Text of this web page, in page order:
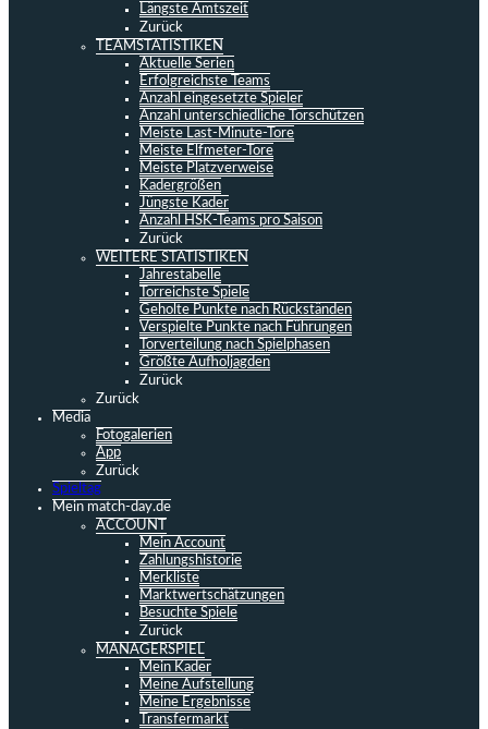
Längste Amtszeit
Zurück
TEAMSTATISTIKEN
Aktuelle Serien
Erfolgreichste Teams
Anzahl eingesetzte Spieler
Anzahl unterschiedliche Torschützen
Meiste Last-Minute-Tore
Meiste Elfmeter-Tore
Meiste Platzverweise
Kadergrößen
Jüngste Kader
Anzahl HSK-Teams pro Saison
Zurück
WEITERE STATISTIKEN
Jahrestabelle
Torreichste Spiele
Geholte Punkte nach Rückständen
Verspielte Punkte nach Führungen
Torverteilung nach Spielphasen
Größte Aufholjagden
Zurück
Zurück
Media
Fotogalerien
App
Zurück
Spieltag
Mein match-day.de
ACCOUNT
Mein Account
Zahlungshistorie
Merkliste
Marktwertschätzungen
Besuchte Spiele
Zurück
MANAGERSPIEL
Mein Kader
Meine Aufstellung
Meine Ergebnisse
Transfermarkt